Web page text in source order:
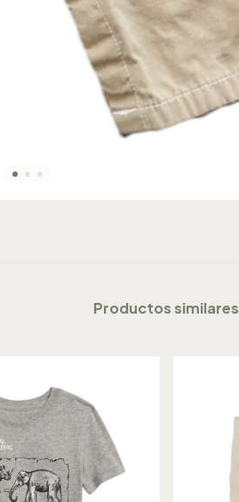
Productos similares